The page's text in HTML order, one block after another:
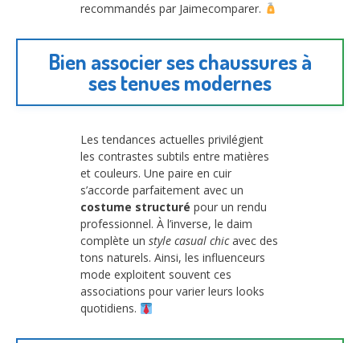
recommandés par Jaimecomparer.
Bien associer ses chaussures à
ses tenues modernes
Les tendances actuelles privilégient
les contrastes subtils entre matières
et couleurs. Une paire en cuir
s’accorde parfaitement avec un
costume structuré pour un rendu
professionnel. À l’inverse, le daim
complète un style casual chicavec des
tons naturels. Ainsi, les influenceurs
mode exploitent souvent ces
associations pour varier leurs looks
quotidiens.